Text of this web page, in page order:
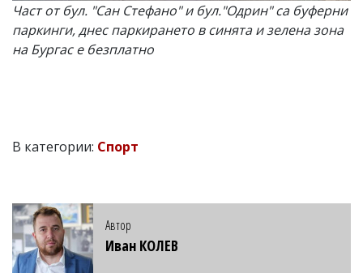
Част от бул. "Сан Стефано" и бул."Одрин" са буферни
паркинги, днес паркирането в синята и зелена зона
на Бургас е безплатно
В категории: Спорт
Автор
Иван КОЛЕВ